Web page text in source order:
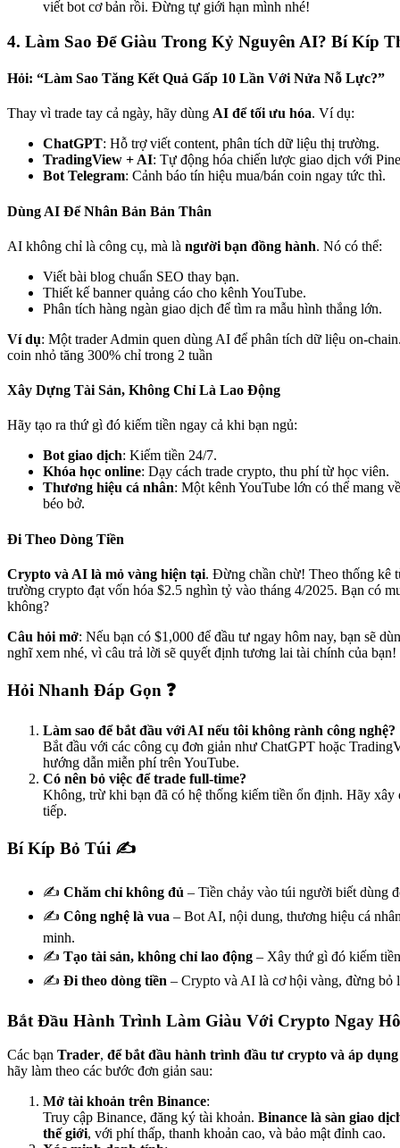
viết bot cơ bản rồi. Đừng tự giới hạn mình nhé!
4. Làm Sao Để Giàu Trong Kỷ Nguyên AI? Bí Kíp
Hỏi: “Làm Sao Tăng Kết Quả Gấp 10 Lần Với Nửa Nỗ Lực?”
Thay vì trade tay cả ngày, hãy dùng AI để tối ưu hóa. Ví dụ:
ChatGPT: Hỗ trợ viết content, phân tích dữ liệu thị trường.
TradingView + AI: Tự động hóa chiến lược giao dịch với
Bot Telegram: Cảnh báo tín hiệu mua/bán coin ngay tức thì.
Dùng AI Để Nhân Bản Bản Thân
AI không chỉ là công cụ, mà là người bạn đồng hành. Nó có thể:
Viết bài blog chuẩn SEO thay bạn.
Thiết kế banner quảng cáo cho kênh YouTube.
Phân tích hàng ngàn giao dịch để tìm ra mẫu hình thắng lớn.
Ví dụ: Một trader Admin quen dùng AI để phân tích dữ liệu on-
coin nhỏ tăng 300% chỉ trong 2 tuần
Xây Dựng Tài Sản, Không Chỉ Là Lao Động
Hãy tạo ra thứ gì đó kiếm tiền ngay cả khi bạn ngủ:
Bot giao dịch: Kiếm tiền 24/7.
Khóa học online: Dạy cách trade crypto, thu phí từ học viên.
Thương hiệu cá nhân: Một kênh YouTube lớn có thể mang
béo bở.
Đi Theo Dòng Tiền
Crypto và AI là mỏ vàng hiện tại. Đừng chần chừ! Theo thống kê
trường crypto đạt vốn hóa $2.5 nghìn tỷ vào tháng 4/2025. Bạn có
không?
Câu hỏi mở: Nếu bạn có $1,000 để đầu tư ngay hôm nay, bạn sẽ
nghĩ xem nhé, vì câu trả lời sẽ quyết định tương lai tài chính của bạn!
Hỏi Nhanh Đáp Gọn ❓
Làm sao để bắt đầu với AI nếu tôi không rành công nghệ?
Bắt đầu với các công cụ đơn giản như ChatGPT hoặc
hướng dẫn miễn phí trên YouTube.
Có nên bỏ việc để trade full-time?
Không, trừ khi bạn đã có hệ thống kiếm tiền ổn định. Hãy
tiếp.
Bí Kíp Bỏ Túi ✍️
✍️ Chăm chỉ không đủ – Tiền chảy vào túi người biết dùng
✍️ Công nghệ là vua – Bot AI, nội dung, thương hiệu cá
minh.
✍️ Tạo tài sản, không chỉ lao động – Xây thứ gì đó kiếm
✍️ Đi theo dòng tiền – Crypto và AI là cơ hội vàng, đừng bỏ
Bắt Đầu Hành Trình Làm Giàu Với Crypto Ngay
Các bạn Trader, để bắt đầu hành trình đầu tư crypto và áp
hãy làm theo các bước đơn giản sau:
Mở tài khoản trên Binance:
Truy cập Binance, đăng ký tài khoản. Binance là sàn giao
thế giới, với phí thấp, thanh khoản cao, và bảo mật đỉnh cao.